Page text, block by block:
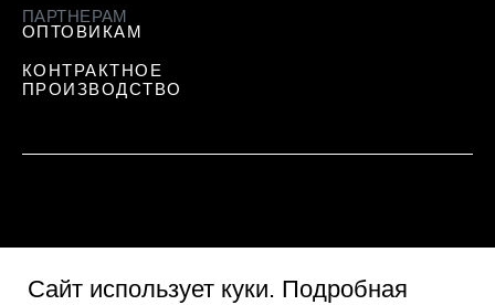
ПАРТНЕРАМ
ОПТОВИКАМ
КОНТРАКТНОЕ
ПРОИЗВОДСТВО
Сайт использует куки. Подробная